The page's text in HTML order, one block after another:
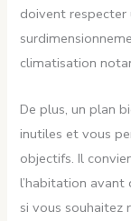
doivent respecter
climatisation
De plus, un plan
inutiles et vous
objectifs. Il
l’habitation avant
si vous souhaitez